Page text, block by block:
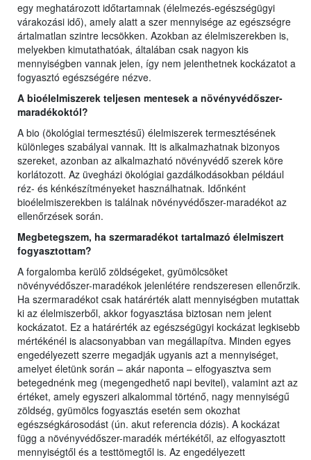
egy meghatározott időtartamnak (élelmezés-egészségügyi
várakozási idő), amely alatt a szer mennyisége az egészségre
ártalmatlan szintre lecsökken. Azokban az élelmiszerekben is,
melyekben kimutathatóak, általában csak nagyon kis
mennyiségben vannak jelen, így nem jelenthetnek kockázatot a
fogyasztó egészségére nézve.
A bioélelmiszerek teljesen mentesek a növényvédőszer-
maradékoktól?
A bio (ökológiai termesztésű) élelmiszerek termesztésének
különleges szabályai vannak. Itt is alkalmazhatnak bizonyos
szereket, azonban az alkalmazható növényvédő szerek köre
korlátozott. Az üvegházi ökológiai gazdálkodásokban például
réz- és kénkészítményeket használhatnak. Időnként
bioélelmiszerekben is találnak növényvédőszer-maradékot az
ellenőrzések során.
Megbetegszem, ha szermaradékot tartalmazó élelmiszert
fogyasztottam?
A forgalomba kerülő zöldségeket, gyümölcsöket
növényvédőszer-maradékok jelenlétére rendszeresen ellenőrzik.
Ha szermaradékot csak határérték alatt mennyiségben mutattak
ki az élelmiszerből, akkor fogyasztása biztosan nem jelent
kockázatot. Ez a határérték az egészségügyi kockázat legkisebb
mértékénél is alacsonyabban van megállapítva. Minden egyes
engedélyezett szerre megadják ugyanis azt a mennyiséget,
amelyet életünk során – akár naponta – elfogyasztva sem
betegednénk meg (megengedhető napi bevitel), valamint azt az
értéket, amely egyszeri alkalommal történő, nagy mennyiségű
zöldség, gyümölcs fogyasztás esetén sem okozhat
egészségkárosodást (ún. akut referencia dózis). A kockázat
függ a növényvédőszer-maradék mértékétől, az elfogyasztott
mennyiségtől és a testtömegtől is. Az engedélyezett